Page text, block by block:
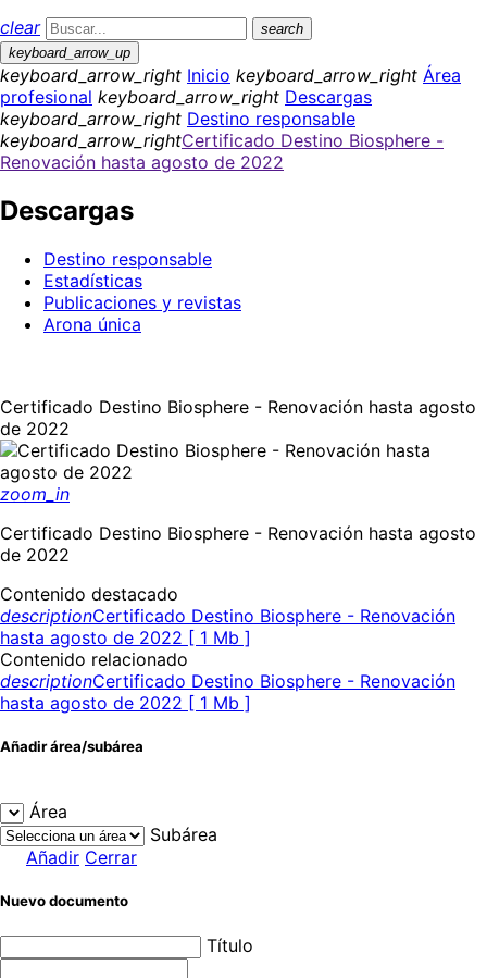
clear
search
keyboard_arrow_up
keyboard_arrow_right Inicio keyboard_arrow_right Área
profesional keyboard_arrow_right Descargas
keyboard_arrow_right Destino responsable
keyboard_arrow_rightCertificado Destino Biosphere -
Renovación hasta agosto de 2022
Descargas
Destino responsable
Estadísticas
Publicaciones y revistas
Arona única
Certificado Destino Biosphere - Renovación hasta agosto
de 2022
zoom_in
Certificado Destino Biosphere - Renovación hasta agosto
de 2022
Contenido destacado
descriptionCertificado Destino Biosphere - Renovación
hasta agosto de 2022 [ 1 Mb ]
Contenido relacionado
descriptionCertificado Destino Biosphere - Renovación
hasta agosto de 2022 [ 1 Mb ]
Añadir área/subárea
Área
Subárea
Añadir Cerrar
Nuevo documento
Título